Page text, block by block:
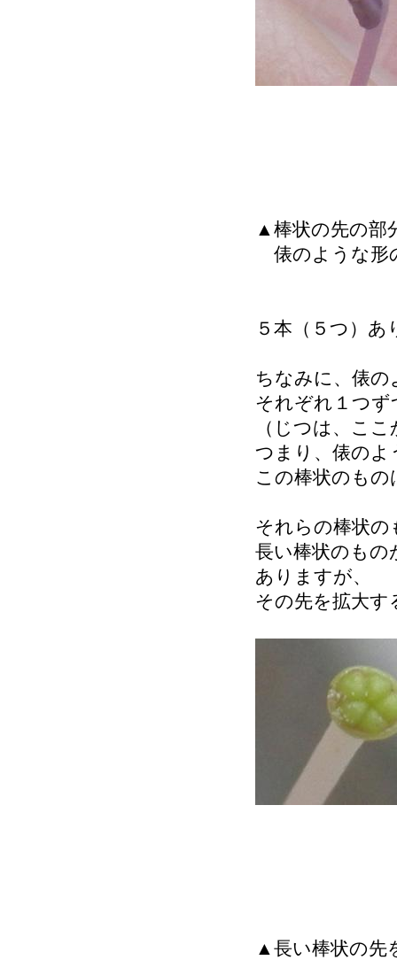
▲棒状の先の部
俵のような形
５本（５つ）あ
ちなみに、俵
それぞれ１つ
（じつは、こ
つまり、俵の
この棒状のも
それらの棒状の
長い棒状のもの
ありますが、
その先を拡大す
▲長い棒状の先